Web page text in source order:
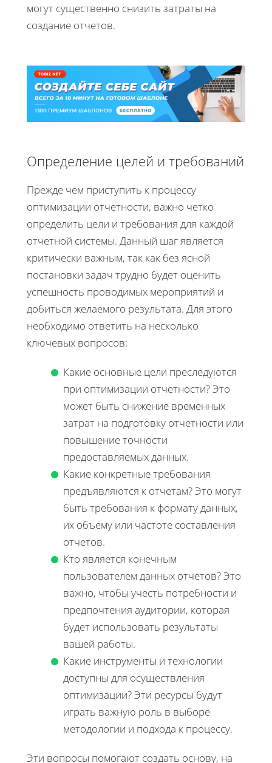
могут существенно снизить затраты на
создание отчетов.
Определение целей и требований
Прежде чем приступить к процессу
оптимизации отчетности, важно четко
определить цели и требования для каждой
отчетной системы. Данный шаг является
критически важным, так как без ясной
постановки задач трудно будет оценить
успешность проводимых мероприятий и
добиться желаемого результата. Для этого
необходимо ответить на несколько
ключевых вопросов:
Какие основные цели преследуются
при оптимизации отчетности? Это
может быть снижение временных
затрат на подготовку отчетности или
повышение точности
предоставляемых данных.
Какие конкретные требования
предъявляются к отчетам? Это могут
быть требования к формату данных,
их объему или частоте составления
отчетов.
Кто является конечным
пользователем данных отчетов? Это
важно, чтобы учесть потребности и
предпочтения аудитории, которая
будет использовать результаты
вашей работы.
Какие инструменты и технологии
доступны для осуществления
оптимизации? Эти ресурсы будут
играть важную роль в выборе
методологии и подхода к процессу.
Эти вопросы помогают создать основу, на